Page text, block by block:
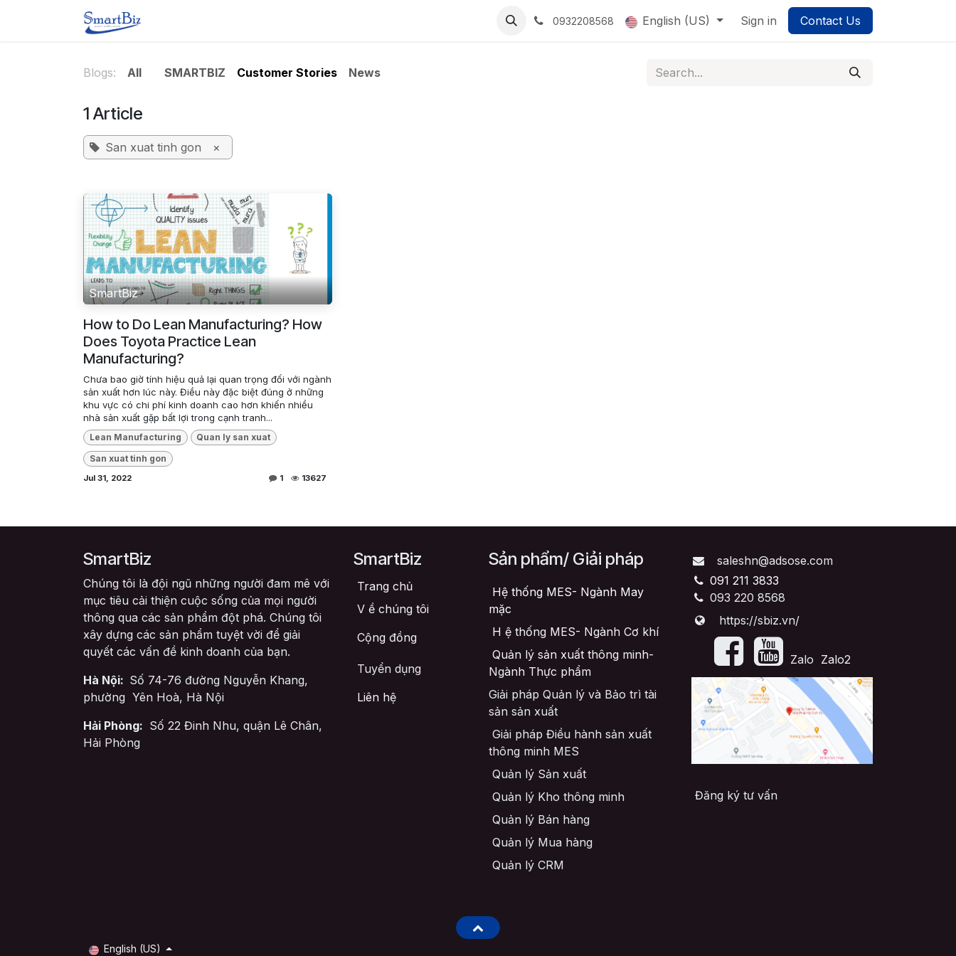
SmartBiz UMP - Nền tảng Quản trị Hợp nhất
0932208568 English (US) Sign in Contact Us
Blogs: All SMARTBIZ Customer Stories News
1 Article
San xuat tinh gon ×
SmartBiz
How to Do Lean Manufacturing? How
Does Toyota Practice Lean
Manufacturing?
Chưa bao giờ tính hiệu quả lại quan trọng đối với ngành
sản xuất hơn lúc này. Điều này đặc biệt đúng ở những
khu vực có chi phí kinh doanh cao hơn khiến nhiều
nhà sản xuất gặp bất lợi trong cạnh tranh...
Lean Manufacturing Quan ly san xuat
San xuat tinh gon
Jul 31, 2022 1 13627
SmartBiz
Chúng tôi là đội ngũ những người đam mê với
mục tiêu cải thiện cuộc sống của mọi người
thông qua các sản phẩm đột phá. Chúng tôi
xây dựng các sản phẩm tuyệt vời để giải
quyết các vấn đề kinh doanh của bạn.
Hà Nội: Số 74-76 đường Nguyễn Khang,
phường Yên Hoà, Hà Nội
Hải Phòng: Số 22 Đinh Nhu, quận Lê Chân,
Hải Phòng
SmartBiz
Trang chủ
V ề chúng tôi
Cộng đồng
Tuyển dụng
Liên hệ
Sản phẩm/ Giải pháp
Hệ thống MES- Ngành May
mặc
H ệ thống MES- Ngành Cơ khí
Quản lý sản xuất thông minh-
Ngành Thực phẩm
Giải pháp Quản lý và Bảo trì tài
sản sản xuất
Giải pháp Điều hành sản xuất
thông minh MES
Quản lý Sản xuất
Quản lý Kho thông minh
Quản lý Bán hàng
Quản lý Mua hàng
Quản lý CRM
saleshn@adsose.com
091 211 3833
093 220 8568
https://sbiz.vn/
​Zalo Zalo2
Đăng ký tư vấn
English (US)